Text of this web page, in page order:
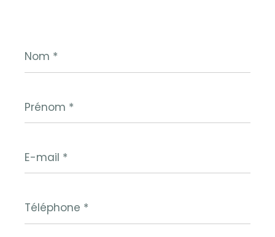
*
*
mail
*
*